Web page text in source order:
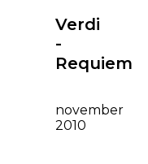
Verdi
-
Requiem
november
2010